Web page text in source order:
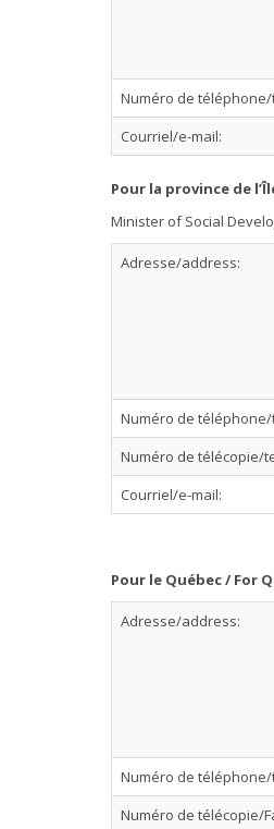
Numéro de
Courriel/e-mail:
Pour la province de
Minister of Social
Adresse/address:
Numéro de
Numéro de télécopie/
Courriel/e-mail:
Pour le Québec / For
Adresse/address:
Numéro de
Numéro de télécopie/